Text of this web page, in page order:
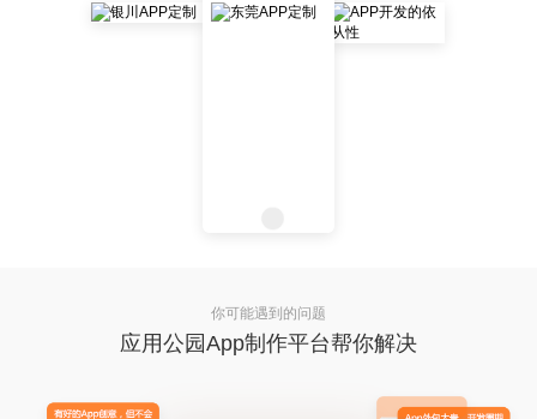
你可能遇到的问题
应用公园App制作平台帮你解决